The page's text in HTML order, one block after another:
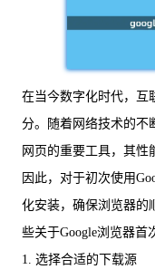
在当今数字化时代，互
分。随着网络技术的不
网页的重要工具，其性
因此，对于初次使用
化安装，确保浏览器的
些关于Google浏览器首
1. 选择合适的下载源